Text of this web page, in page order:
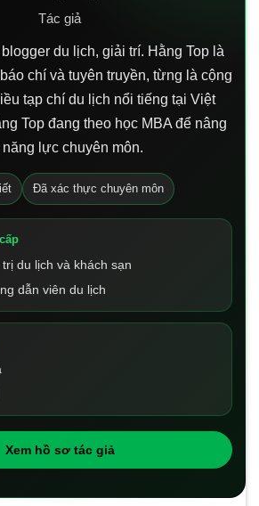
Tác giả
du lịch, giải trí. Hằng Top là
chí và tuyên truyền, từng là cộng
tạp chí du lịch nổi tiếng tại Việt
Top đang theo học MBA để nâng
năng lực chuyên môn.
Đã xác thực chuyên môn
du lịch và khách sạn
dẫn viên du lịch
Xem hồ sơ tác giả